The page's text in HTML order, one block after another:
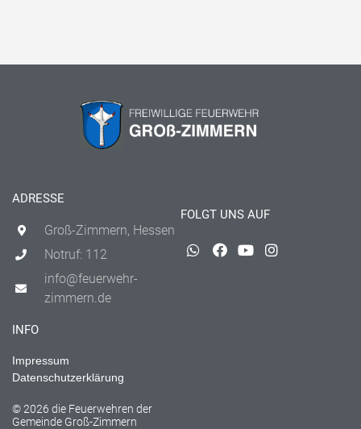
ADRESSE
Groß-Zimmern, Hessen
Notruf: 112
info@feuerwehr-
zimmern.de
FOLGT UNS AUF
INFO
Impressum
Datenschutzerklärung
© 2026 die Feuerwehren der
Gemeinde Groß-Zimmern